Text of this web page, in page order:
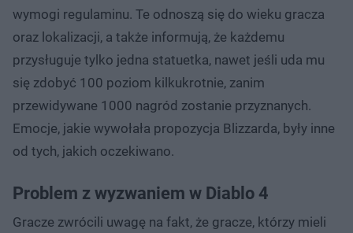
wymogi regulaminu. Te odnoszą się do wieku gracza
oraz lokalizacji, a także informują, że każdemu
przysługuje tylko jedna statuetka, nawet jeśli uda mu
się zdobyć 100 poziom kilkukrotnie, zanim
przewidywane 1000 nagród zostanie przyznanych.
Emocje, jakie wywołała propozycja Blizzarda, były inne
od tych, jakich oczekiwano.
Problem z wyzwaniem w Diablo 4
Gracze zwrócili uwagę na fakt, że gracze, którzy mieli